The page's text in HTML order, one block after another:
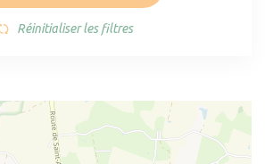
Réinitialiser les filtres